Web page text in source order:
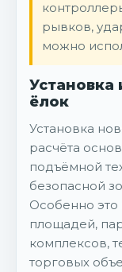
рывков,
можно
ёлок
Установка
расчёта
подъёмной
безопасной
Особенно это
площадей,
комплексов,
торговых